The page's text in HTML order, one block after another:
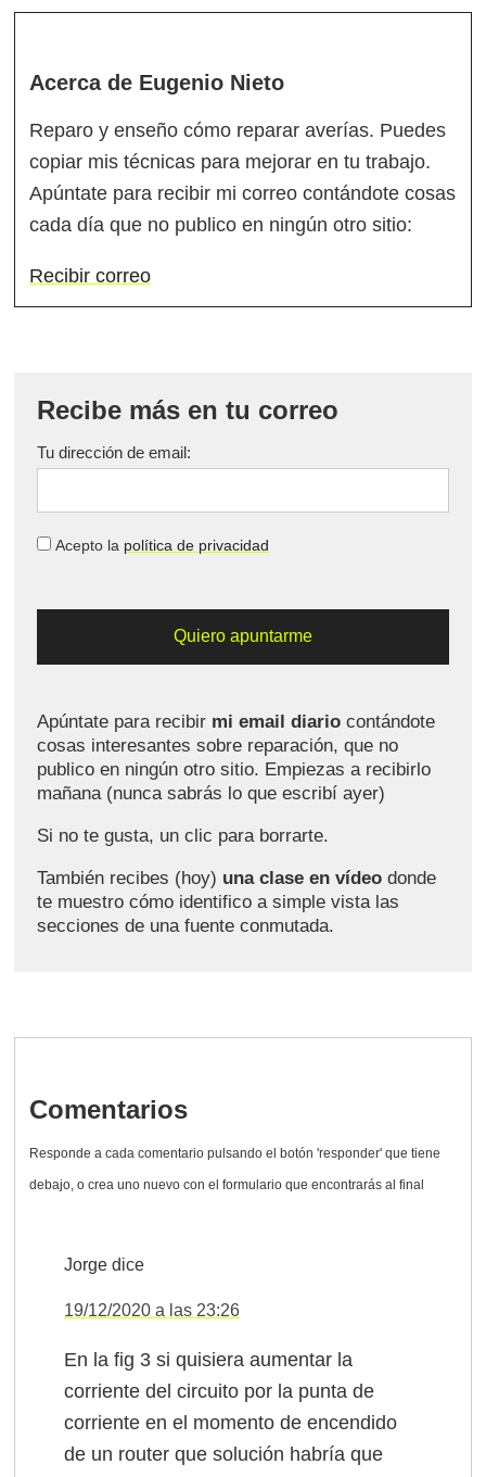
Acerca de Eugenio Nieto
Reparo y enseño cómo reparar averías. Puedes
copiar mis técnicas para mejorar en tu trabajo.
Apúntate para recibir mi correo contándote cosas
cada día que no publico en ningún otro sitio:
Recibir correo
Recibe más en tu correo
Tu dirección de email:
Acepto la política de privacidad
Apúntate para recibir mi email diario contándote
cosas interesantes sobre reparación, que no
publico en ningún otro sitio. Empiezas a recibirlo
mañana (nunca sabrás lo que escribí ayer)
Si no te gusta, un clic para borrarte.
También recibes (hoy) una clase en vídeo donde
te muestro cómo identifico a simple vista las
secciones de una fuente conmutada.
Comentarios
Jorge dice
19/12/2020 a las 23:26
En la fig 3 si quisiera aumentar la
corriente del circuito por la punta de
corriente en el momento de encendido
de un router que solución habría que